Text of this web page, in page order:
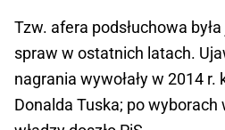
Tzw. afera podsłuchowa
spraw w ostatnich latach.
nagrania wywołały w 2014 r.
Donalda Tuska; po